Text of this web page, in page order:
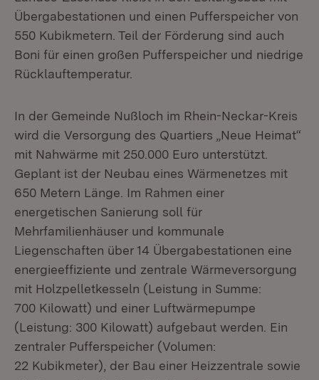
Übergabestationen und einen Pufferspeicher von
550 Kubikmetern. Teil der Förderung sind auch
Boni für einen großen Pufferspeicher und niedrige
Rücklauftemperatur.
In der Gemeinde Nußloch im Rhein-Neckar-Kreis
wird die Versorgung des Quartiers „Neue Heimat“
mit Nahwärme mit 250.000 Euro unterstützt.
Geplant ist der Neubau eines Wärmenetzes mit
650 Metern Länge. Im Rahmen einer
energetischen Sanierung soll für
Mehrfamilienhäuser und kommunale
Liegenschaften über 14 Übergabestationen eine
energieeffiziente und zentrale Wärmeversorgung
mit Holzpelletkesseln (Leistung in Summe:
700 Kilowatt) und einer Luftwärmepumpe
(Leistung: 300 Kilowatt) aufgebaut werden. Ein
zentraler Pufferspeicher (Volumen:
22 Kubikmeter), der Bau einer Heizzentrale sowie